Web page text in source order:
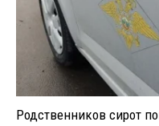
Родственников сирот